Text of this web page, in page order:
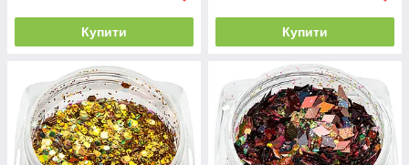
Купити Купити